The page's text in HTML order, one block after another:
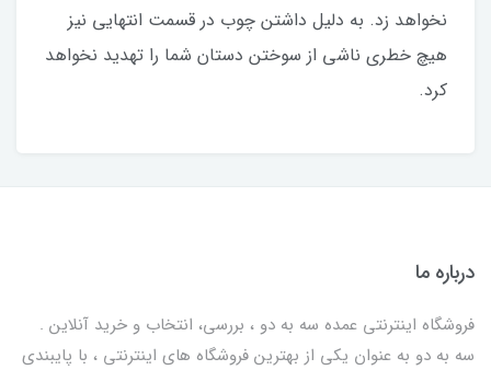
نخواهد زد. به دلیل داشتن چوب در قسمت انتهایی نیز
هیچ خطری ناشی از سوختن دستان شما را تهدید نخواهد
کرد.
درباره ما
فروشگاه اینترنتی عمده سه به دو ، بررسی، انتخاب و خرید آنلاین .
سه به دو به عنوان یکی از بهترين فروشگاه های اینترنتی ، با پایبندی